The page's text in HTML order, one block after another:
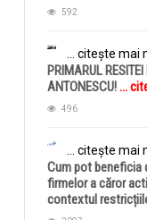
592
... citește mai
PRIMARUL
ANTONESCU!...
496
... citește mai
Cum pot beneficia
firmelor a căror
contextul